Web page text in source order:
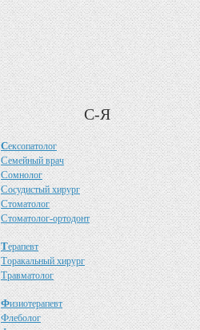
С-Я
Сексопатолог
Семейный врач
Сомнолог
Сосудистый хирург
Стоматолог
Стоматолог-ортодонт
Терапевт
Торакальный хирург
Травматолог
Физиотерапевт
Флеболог